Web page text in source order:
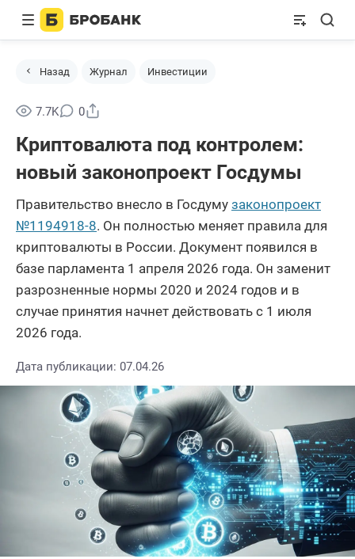
Назад Журнал Инвестиции
7.7K 0
Криптовалюта под контролем:
новый законопроект Госдумы
Правительство внесло в Госдуму законопроект
№1194918-8. Он полностью меняет правила для
криптовалюты в России. Документ появился в
базе парламента 1 апреля 2026 года. Он заменит
разрозненные нормы 2020 и 2024 годов и в
случае принятия начнет действовать с 1 июля
2026 года.
Дата публикации: 07.04.26